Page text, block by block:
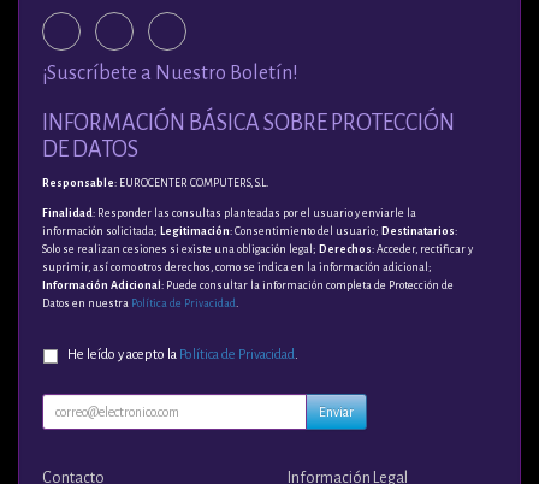
¡Suscríbete a Nuestro Boletín!
INFORMACIÓN BÁSICA SOBRE PROTECCIÓN
DE DATOS
Responsable: EUROCENTER COMPUTERS, S.L.
Finalidad : Responder las consultas planteadas por el usuario y enviarle la
información solicitada; Legitimación: Consentimiento del usuario; Destinatarios:
Solo se realizan cesiones si existe una obligación legal; Derechos: Acceder, rectificar y
suprimir, así como otros derechos, como se indica en la información adicional;
Información Adicional : Puede consultar la información completa de Protección de
Datos en nuestra Política de Privacidad
He leído y acepto la Política de Privacidad.
Enviar
Contacto Información Legal